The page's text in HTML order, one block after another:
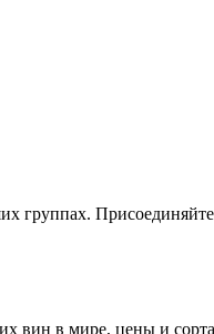
группах.
вин в мире, цены и сорта